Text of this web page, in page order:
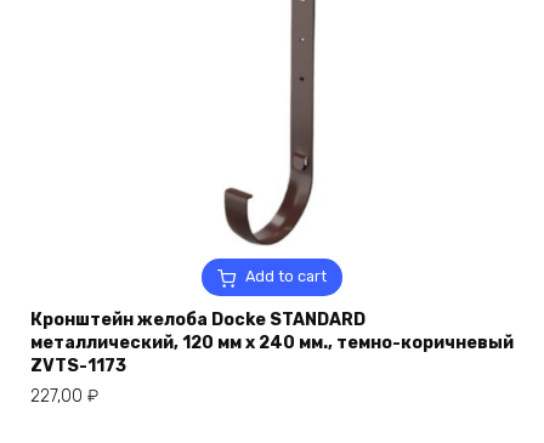
Add to cart
Кронштейн желоба Docke STANDARD
металлический, 120 мм х 240 мм., темно-коричневый
ZVTS-1173
227,00 ₽